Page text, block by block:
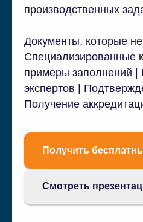
производственных
Документы, которые не
Специализированные
примеры заполнений |
экспертов |
Получение
Получить
Смотреть